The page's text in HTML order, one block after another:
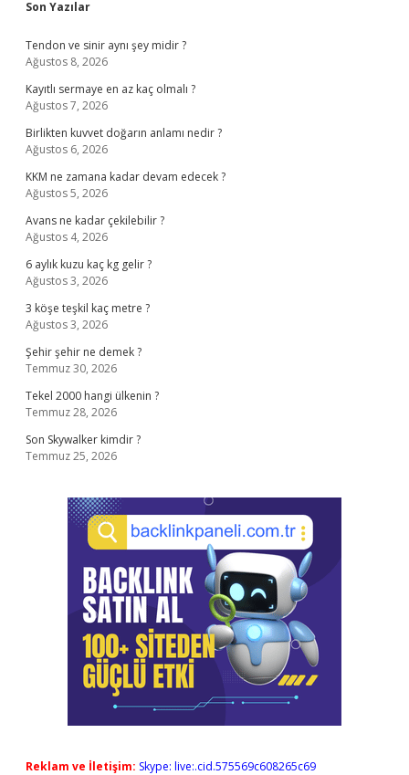
Sidebar
Son Yazılar
Tendon ve sinir aynı şey midir ?
Ağustos 8, 2026
Kayıtlı sermaye en az kaç olmalı ?
Ağustos 7, 2026
Birlikten kuvvet doğarın anlamı nedir ?
Ağustos 6, 2026
KKM ne zamana kadar devam edecek ?
Ağustos 5, 2026
Avans ne kadar çekilebilir ?
Ağustos 4, 2026
6 aylık kuzu kaç kg gelir ?
Ağustos 3, 2026
3 köşe teşkil kaç metre ?
Ağustos 3, 2026
Şehir şehir ne demek ?
Temmuz 30, 2026
Tekel 2000 hangi ülkenin ?
Temmuz 28, 2026
Son Skywalker kimdir ?
Temmuz 25, 2026
Reklam ve İletişim: Skype: live:.cid.575569c608265c69